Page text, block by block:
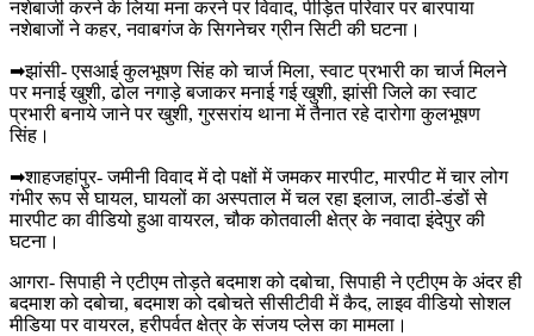
नशेबाजी करने के लिया मना करने पर विवाद, पीड़ित परिवार पर बारपाया
नशेबाजों ने कहर, नवाबगंज के सिगनेचर ग्रीन सिटी की घटना।
➡झांसी- एसआई कुलभूषण सिंह को चार्ज मिला, स्वाट प्रभारी का चार्ज मिलने
पर मनाई खुशी, ढोल नगाड़े बजाकर मनाई गई खुशी, झांसी जिले का स्वाट
प्रभारी बनाये जाने पर खुशी, गुरसरांय थाना में तैनात रहे दारोगा कुलभूषण
सिंह।
➡शाहजहांपुर- जमीनी विवाद में दो पक्षों में जमकर मारपीट, मारपीट में चार लोग
गंभीर रूप से घायल, घायलों का अस्पताल में चल रहा इलाज, लाठी-डंडों से
मारपीट का वीडियो हुआ वायरल, चौक कोतवाली क्षेत्र के नवादा इंदेपुर की
घटना।
आगरा- सिपाही ने एटीएम तोड़ते बदमाश को दबोचा, सिपाही ने एटीएम के अंदर ही
बदमाश को दबोचा, बदमाश को दबोचते सीसीटीवी में कैद, लाइव वीडियो सोशल
मीडिया पर वायरल, हरीपर्वत क्षेत्र के संजय प्लेस का मामला।